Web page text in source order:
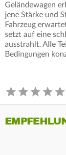
Geländewagen
jene Stärke und
Fahrzeug
setzt auf eine
ausstrahlt. Alle
Bedingungen